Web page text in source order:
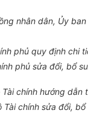
nhân dân, Ủy
phủ quy định chi
phủ sửa đổi, bổ
chính hướng
chính sửa đổi,